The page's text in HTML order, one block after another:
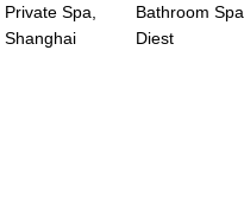
Private Spa,
Shanghai
Bathroom Spa,
Diest